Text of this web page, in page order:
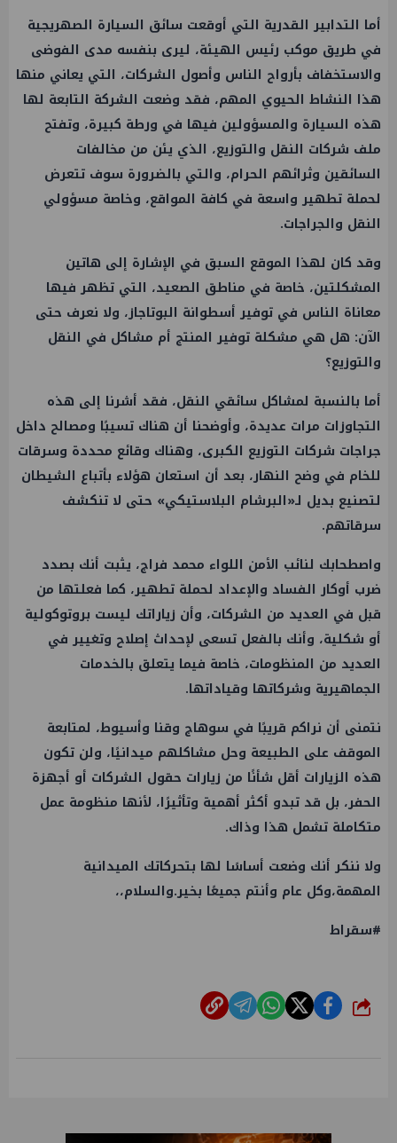
أما التدابير القدرية التي أوقعت سائق السيارة الصهريجية
في طريق موكب رئيس الهيئة، ليرى بنفسه مدى الفوضى
والاستخفاف بأرواح الناس وأصول الشركات، التي يعاني منها
هذا النشاط الحيوي المهم، فقد وضعت الشركة التابعة لها
هذه السيارة والمسؤولين فيها في ورطة كبيرة، وتفتح
ملف شركات النقل والتوزيع، الذي يئن من مخالفات
السائقين وثرائهم الحرام، والتي بالضرورة سوف تتعرض
لحملة تطهير واسعة في كافة المواقع، وخاصة مسؤولي
النقل والجراجات.
وقد كان لهذا الموقع السبق في الإشارة إلى هاتين
المشكلتين، خاصة في مناطق الصعيد، التي تظهر فيها
معاناة الناس في توفير أسطوانة البوتاجاز، ولا نعرف حتى
الآن: هل هي مشكلة توفير المنتج أم مشاكل في النقل
والتوزيع؟
أما بالنسبة لمشاكل سائقي النقل، فقد أشرنا إلى هذه
التجاوزات مرات عديدة، وأوضحنا أن هناك تسيبًا ومصالح داخل
جراجات شركات التوزيع الكبرى، وهناك وقائع محددة وسرقات
للخام في وضح النهار، بعد أن استعان هؤلاء بأتباع الشيطان
لتصنيع بديل لـ«البرشام البلاستيكي» حتى لا تنكشف
سرقاتهم.
واصطحابك لنائب الأمن اللواء محمد فراج، يثبت أنك بصدد
ضرب أوكار الفساد والإعداد لحملة تطهير، كما فعلتها من
قبل في العديد من الشركات، وأن زياراتك ليست بروتوكولية
أو شكلية، وأنك بالفعل تسعى لإحداث إصلاح وتغيير في
العديد من المنظومات، خاصة فيما يتعلق بالخدمات
الجماهيرية وشركاتها وقياداتها.
نتمنى أن نراكم قريبًا في سوهاج وقنا وأسيوط، لمتابعة
الموقف على الطبيعة وحل مشاكلهم ميدانيًا، ولن تكون
هذه الزيارات أقل شأنًا من زيارات حقول الشركات أو أجهزة
الحفر، بل قد تبدو أكثر أهمية وتأثيرًا، لأنها منظومة عمل
متكاملة تشمل هذا وذاك.
ولا ننكر أنك وضعت أساسًا لها بتحركاتك الميدانية
المهمة،وكل عام وأنتم جميعًا بخير.والسلام،،
#سقراط
شارك